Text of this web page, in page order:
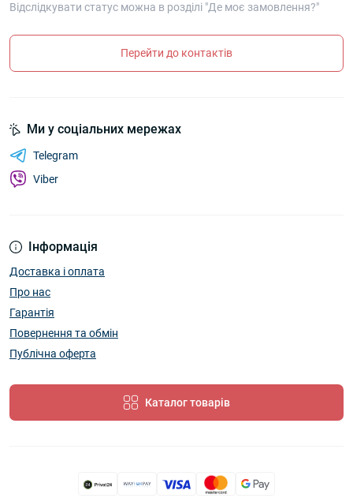
Відслідкувати статус можна в розділі "Де моє замовлення?"
Перейти до контактів
Інформація
Доставка і оплата
Про нас
Гарантія
Повернення та обмін
Публічна оферта
Каталог товарів
Ми у соціальних мережах
Telegram
Viber